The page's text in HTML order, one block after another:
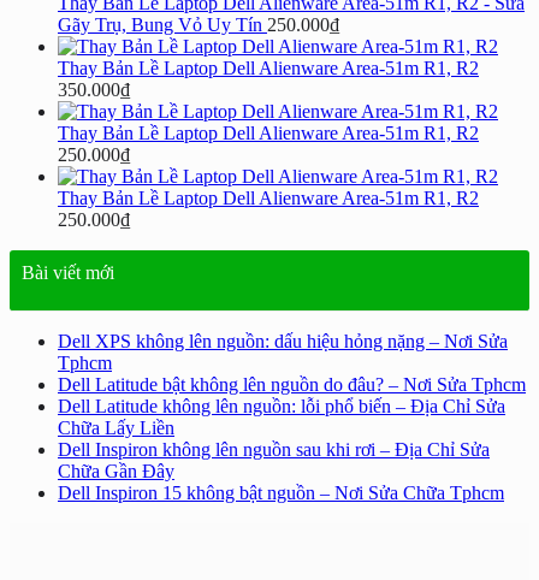
Gãy Trụ, Bung Vỏ Uy Tín 250.000₫
Thay Bản Lề Laptop Dell Alienware Area-51m R1, R2
350.000₫
Thay Bản Lề Laptop Dell Alienware Area-51m R1, R2
250.000₫
Thay Bản Lề Laptop Dell Alienware Area-51m R1, R2
250.000₫
Bài viết mới
Dell XPS không lên nguồn: dấu hiệu hỏng nặng – Nơi Sửa
Tphcm
Dell Latitude bật không lên nguồn do đâu? – Nơi Sửa Tphcm
Dell Latitude không lên nguồn: lỗi phổ biến – Địa Chỉ Sửa
Chữa Lấy Liền
Dell Inspiron không lên nguồn sau khi rơi – Địa Chỉ Sửa
Chữa Gần Đây
Dell Inspiron 15 không bật nguồn – Nơi Sửa Chữa Tphcm